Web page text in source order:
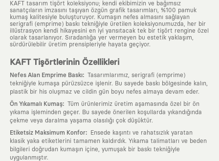
KAFT tasarım tişört koleksiyonu; kendi ekibimizin ve bağımsız
sanatçıların imzasını taşıyan özgün grafik tasarımları, %100 pamuk
kumaş kalitesiyle buluşturuyor. Kumaşın nefes almasını sağlayan
serigrafi (emprime) baskı tekniğiyle üretilen koleksiyonumuzda, her bir
illüstrasyon kendi hikayesini en iyi yansıtacak tek bir tişört rengine özel
olarak tasarlanıyor. Sıradanlığa yer vermeyen bu estetik yaklaşım,
sürdürülebilir üretim prensipleriyle hayata geçiyor.
KAFT Tişörtlerinin Özellikleri
Nefes Alan Emprime Baskı: Tasarımlarımız, serigrafi (emprime)
tekniğiyle kumaşa pürüzsüzce işlenir. Bu sayede baskı bölgesinde kalın,
plastik bir his oluşmaz ve cildin gün boyu nefes almaya devam eder.
Ön Yıkamalı Kumaş: Tüm ürünlerimiz üretim aşamasında özel bir ön
yıkama işleminden geçer. Bu sayede önerilen koşullarda yıkandığında
çekme veya daralma yaşama olasılığı çok düşüktür.
Etiketsiz Maksimum Konfor:
Ensede kaşıntı ve rahatsızlık yaratan
klasik yaka etiketlerini tamamen kaldırdık. Yıkama talimatları ve beden
bilgileri doğrudan kumaşın içine, yumuşak bir baskı tekniğiyle
uygulanmıştır.